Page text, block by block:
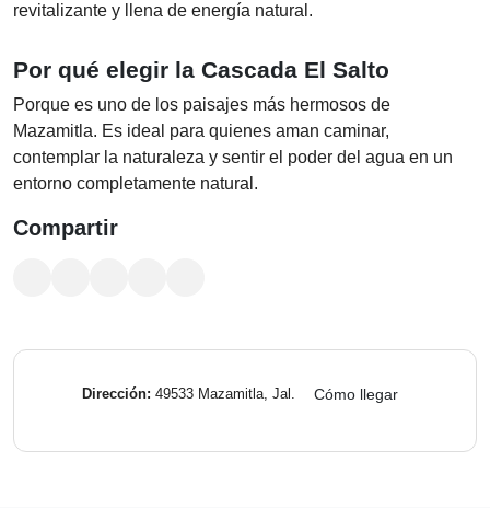
revitalizante y llena de energía natural.
Por qué elegir la Cascada El Salto
Porque es uno de los paisajes más hermosos de
Mazamitla. Es ideal para quienes aman caminar,
contemplar la naturaleza y sentir el poder del agua en un
entorno completamente natural.
Compartir
Dirección: 49533 Mazamitla, Jal. Cómo llegar